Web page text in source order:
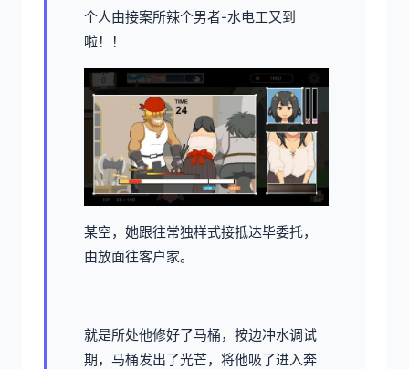
个人由接案所辣个男者-水电工又到
啦！！
某空，她跟往常独样式接抵达毕委托，
由放面往客户家。
就是所处他修好了马桶，按边冲水调试
期，马桶发出了光芒，将他吸了进入奔